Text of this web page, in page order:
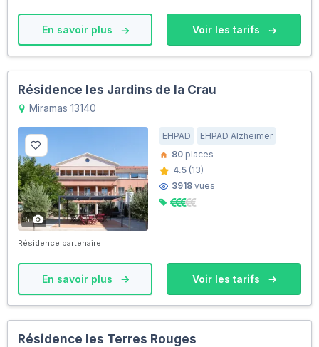
En savoir plus Voir les tarifs
Résidence les Jardins de la Crau
Miramas 13140
5
EHPAD
EHPAD Alzheimer
80 places
4.5 (13)
3918 vues
Résidence partenaire
En savoir plus Voir les tarifs
Résidence les Terres Rouges